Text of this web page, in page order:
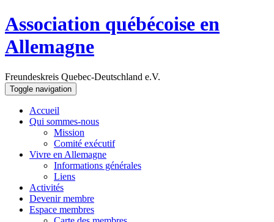
Association québécoise en
Allemagne
Freundeskreis Quebec-Deutschland e.V.
Toggle navigation
Accueil
Qui sommes-nous
Mission
Comité exécutif
Vivre en Allemagne
Informations générales
Liens
Activités
Devenir membre
Espace membres